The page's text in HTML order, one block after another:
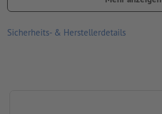
Größe: 8,9 x 3,2 x 0,4 cm
Sicherheits- & Herstellerdetails